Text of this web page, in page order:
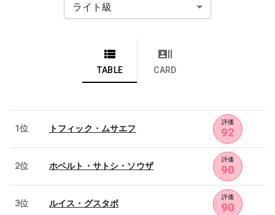
ライト級
TABLE CARD
1位 トフィック・ムサエフ
評価
92
2位 ホベルト・サトシ・ソウザ
評価
90
3位 ルイス・グスタボ
評価
90